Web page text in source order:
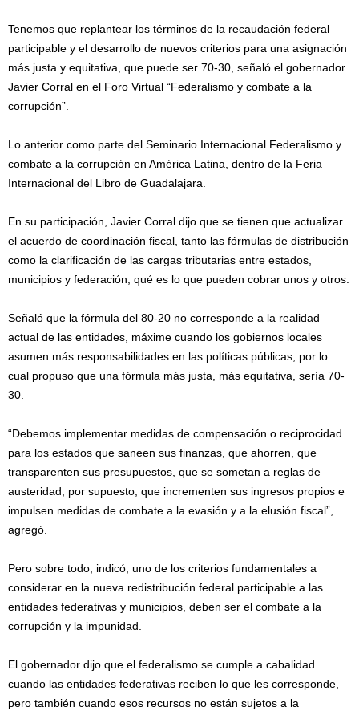
Tenemos que replantear los términos de la recaudación federal
participable y el desarrollo de nuevos criterios para una asignación
más justa y equitativa, que puede ser 70-30, señaló el gobernador
Javier Corral en el Foro Virtual “Federalismo y combate a la
corrupción”.
Lo anterior como parte del Seminario Internacional Federalismo y
combate a la corrupción en América Latina, dentro de la Feria
Internacional del Libro de Guadalajara.
En su participación, Javier Corral dijo que se tienen que actualizar
el acuerdo de coordinación fiscal, tanto las fórmulas de distribución
como la clarificación de las cargas tributarias entre estados,
municipios y federación, qué es lo que pueden cobrar unos y otros.
Señaló que la fórmula del 80-20 no corresponde a la realidad
actual de las entidades, máxime cuando los gobiernos locales
asumen más responsabilidades en las políticas públicas, por lo
cual propuso que una fórmula más justa, más equitativa, sería 70-
30.
“Debemos implementar medidas de compensación o reciprocidad
para los estados que saneen sus finanzas, que ahorren, que
transparenten sus presupuestos, que se sometan a reglas de
austeridad, por supuesto, que incrementen sus ingresos propios e
impulsen medidas de combate a la evasión y a la elusión fiscal”,
agregó.
Pero sobre todo, indicó, uno de los criterios fundamentales a
considerar en la nueva redistribución federal participable a las
entidades federativas y municipios, deben ser el combate a la
corrupción y la impunidad.
El gobernador dijo que el federalismo se cumple a cabalidad
cuando las entidades federativas reciben lo que les corresponde,
pero también cuando esos recursos no están sujetos a la